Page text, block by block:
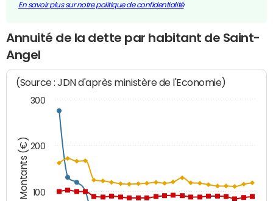
En savoir plus sur notre politique de confidentialité
Annuité de la dette par habitant de Saint-
Angel
Montants (€)
(Source : JDN d'après ministère de l'Economie)
100
200
300